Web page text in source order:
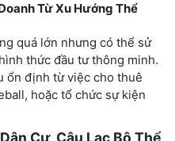
Từ Xu Hướng Thể
quá lớn nhưng có thể sử
thức đầu tư thông minh.
ổn định từ việc cho thuê
hoặc tổ chức sự kiện